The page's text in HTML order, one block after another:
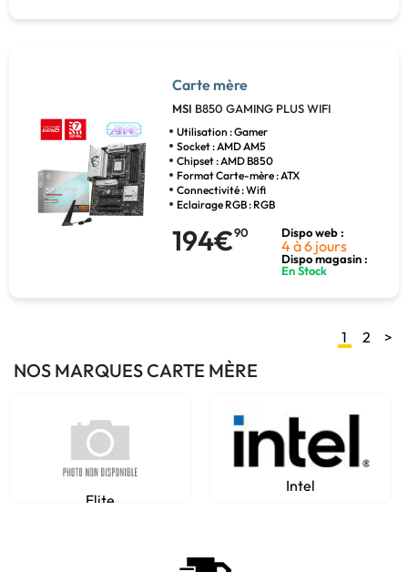
Carte mère
MSI B850 GAMING PLUS WIFI
Utilisation : Gamer
Socket : AMD AM5
Chipset : AMD B850
Format Carte-mère : ATX
Connectivité : Wifi
Eclairage RGB : RGB
194€90 Dispo web :
4 à 6 jours
Dispo magasin :
En Stock
1 2 >
NOS MARQUES CARTE MÈRE
Elite
Intel